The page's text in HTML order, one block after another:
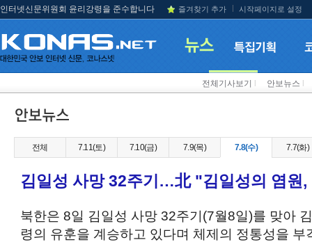
인터넷신문위원회 윤리강령을 준수합니다 즐겨찾기 추가 시작페이지로 설정
전체기사보기 안보뉴스
전체 7.11(토) 7.10(금) 7.9(목) 7.8(수) 7.7(화)
김일성 사망 32주기…北 "김일성의 염원
북한은 8일 김일성 사망 32주기(7월8일)를 맞아
령의 유훈을 계승하고 있다며 체제의 정통성을